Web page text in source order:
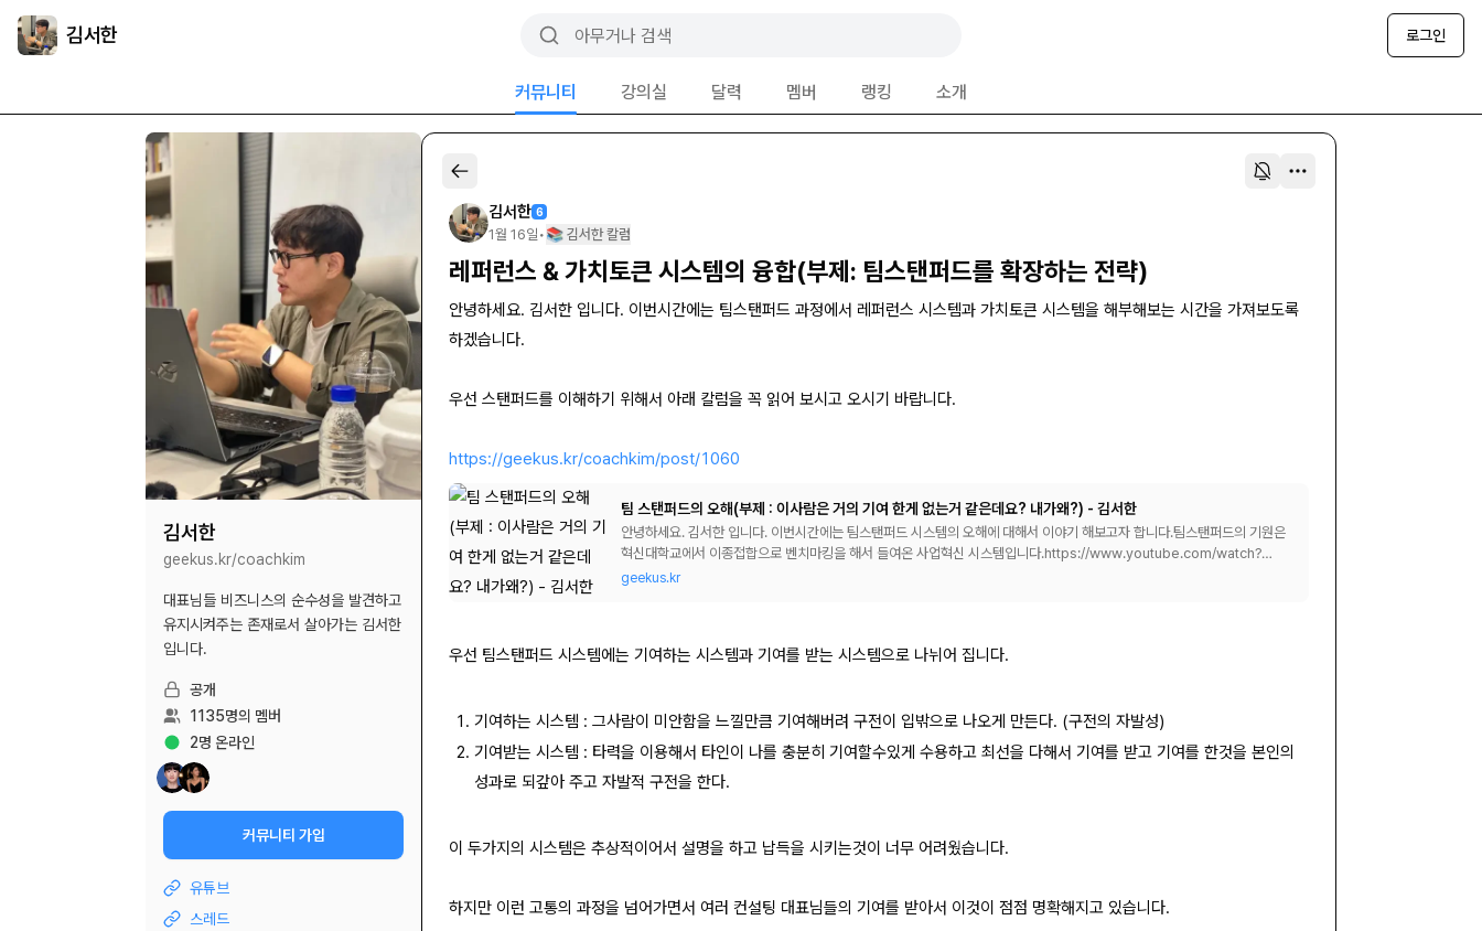
김서한 로그인
커뮤니티 강의실 달력 멤버 랭킹 소개
김서한
geekus.kr/coachkim
대표님들 비즈니스의 순수성을 발견하고
유지시켜주는 존재로서 살아가는 김서한
입니다.
공개
1135명의 멤버
2명 온라인
커뮤니티 가입
유튜브
스레드
김서한 6
1월 16일 • 📚 김서한 칼럼
레퍼런스 & 가치토큰 시스템의 융합(부제: 팀스탠퍼드를 확장하는 전략)
안녕하세요. 김서한 입니다. 이번시간에는 팀스탠퍼드 과정에서 레퍼런스 시스템과 가치토큰 시스템을 해부해보는 시간을 가져보도록
하겠습니다.
우선 스탠퍼드를 이해하기 위해서 아래 칼럼을 꼭 읽어 보시고 오시기 바랍니다.
https://geekus.kr/coachkim/post/1060
팀 스탠퍼드의 오해(부제 : 이사람은 거의 기여 한게 없는거 같은데요? 내가왜?) - 김서한
안녕하세요. 김서한 입니다. 이번시간에는 팀스탠퍼드 시스템의 오해에 대해서 이야기 해보고자 합니다.​팀스탠퍼드의 기원은
혁신대학교에서 이종접합으로 벤치마킹을 해서 들여온 사업혁신 시스템입니다.https://www.youtube.com/watch?
v=yDtDQskrlFQ우선이 시스템은 7
geekus.kr
우선 팀스탠퍼드 시스템에는 기여하는 시스템과 기여를 받는 시스템으로 나뉘어 집니다.
기여하는 시스템 : 그사람이 미안함을 느낄만큼 기여해버려 구전이 입밖으로 나오게 만든다. (구전의 자발성)
기여받는 시스템 : 타력을 이용해서 타인이 나를 충분히 기여할수있게 수용하고 최선을 다해서 기여를 받고 기여를 한것을 본인의
성과로 되갚아 주고 자발적 구전을 한다.
이 두가지의 시스템은 추상적이어서 설명을 하고 납득을 시키는것이 너무 어려웠습니다.
하지만 이런 고통의 과정을 넘어가면서 여러 컨설팅 대표님들의 기여를 받아서 이것이 점점 명확해지고 있습니다.